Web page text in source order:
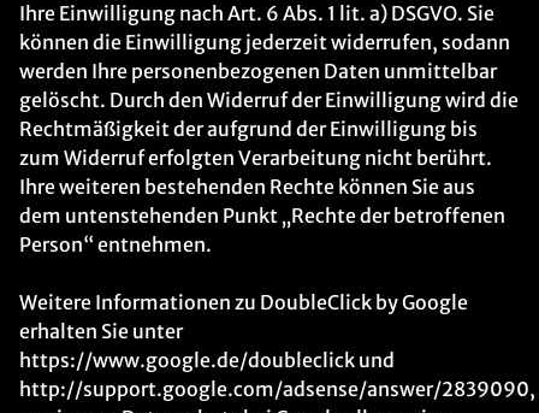
Ihre Einwilligung nach Art. 6 Abs. 1 lit. a) DSGVO. Sie
können die Einwilligung jederzeit widerrufen, sodann
werden Ihre personenbezogenen Daten unmittelbar
gelöscht. Durch den Widerruf der Einwilligung wird die
Rechtmäßigkeit der aufgrund der Einwilligung bis
zum Widerruf erfolgten Verarbeitung nicht berührt.
Ihre weiteren bestehenden Rechte können Sie aus
dem untenstehenden Punkt „Rechte der betroffenen
Person“ entnehmen.
Weitere Informationen zu DoubleClick by Google
erhalten Sie unter
https://www.google.de/doubleclick und
http://support.google.com/adsense/answer/2839090,